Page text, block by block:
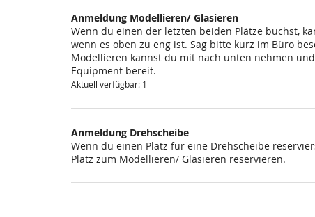
Anmeldung Modellieren/ Glasieren
Wenn du einen der letzten beiden Plätze buchst,
wenn es oben zu eng ist. Sag bitte kurz im Büro
Modellieren kannst du mit nach unten nehmen
Equipment bereit.
Aktuell verfügbar: 1
Anmeldung Drehscheibe
Wenn du einen Platz für eine Drehscheibe
Platz zum Modellieren/ Glasieren reservieren.